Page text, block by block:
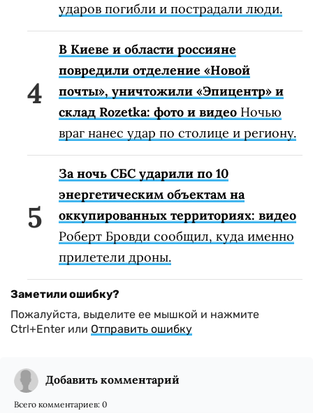
ударов погибли и пострадали люди.
В Киеве и области россияне
повредили отделение «Новой
почты», уничтожили «Эпицентр» и
склад Rozetka: фото и видео Ночью
враг нанес удар по столице и региону.
За ночь СБС ударили по 10
энергетическим объектам на
оккупированных территориях: видео
Роберт Бровди сообщил, куда именно
прилетели дроны.
Заметили ошибку?
Пожалуйста, выделите ее мышкой и нажмите
Ctrl+Enter или Отправить ошибку
Добавить комментарий
Всего комментариев: 0